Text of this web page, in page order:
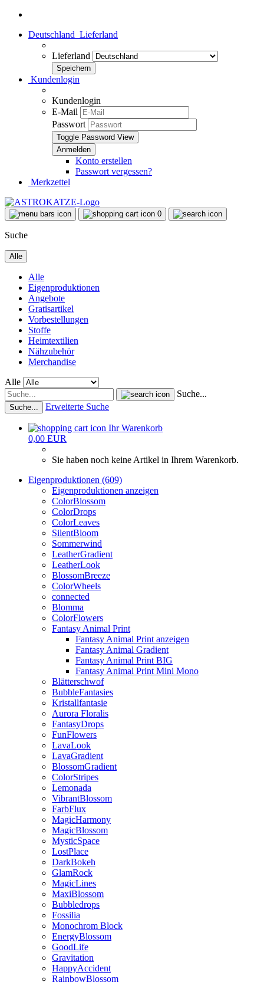
Deutschland Lieferland
Lieferland
Kundenlogin
Kundenlogin
E-Mail
Passwort
Toggle Password View
Konto erstellen
Passwort vergessen?
Merkzettel
0
Suche
Alle
Alle
Eigenproduktionen
Angebote
Gratisartikel
Vorbestellungen
Stoffe
Heimtextilien
Nähzubehör
Merchandise
Alle
Suche...
Suche... Erweiterte Suche
Ihr Warenkorb
0,00 EUR
Sie haben noch keine Artikel in Ihrem Warenkorb.
Eigenproduktionen (609)
Eigenproduktionen anzeigen
ColorBlossom
ColorDrops
ColorLeaves
SilentBloom
Sommerwind
LeatherGradient
LeatherLook
BlossomBreeze
ColorWheels
connected
Blomma
ColorFlowers
Fantasy Animal Print
Fantasy Animal Print anzeigen
Fantasy Animal Gradient
Fantasy Animal Print BIG
Fantasy Animal Print Mini Mono
Blätterschwof
BubbleFantasies
Kristallfantasie
Aurora Floralis
FantasyDrops
FunFlowers
LavaLook
LavaGradient
BlossomGradient
ColorStripes
Lemonada
VibrantBlossom
FarbFlux
MagicHarmony
MagicBlossom
MysticSpace
LostPlace
DarkBokeh
GlamRock
MagicLines
MaxiBlossom
Bubbledrops
Fossilia
Monochrom Block
EnergyBlossom
GoodLife
Gravitation
HappyAccident
RainbowBlossom